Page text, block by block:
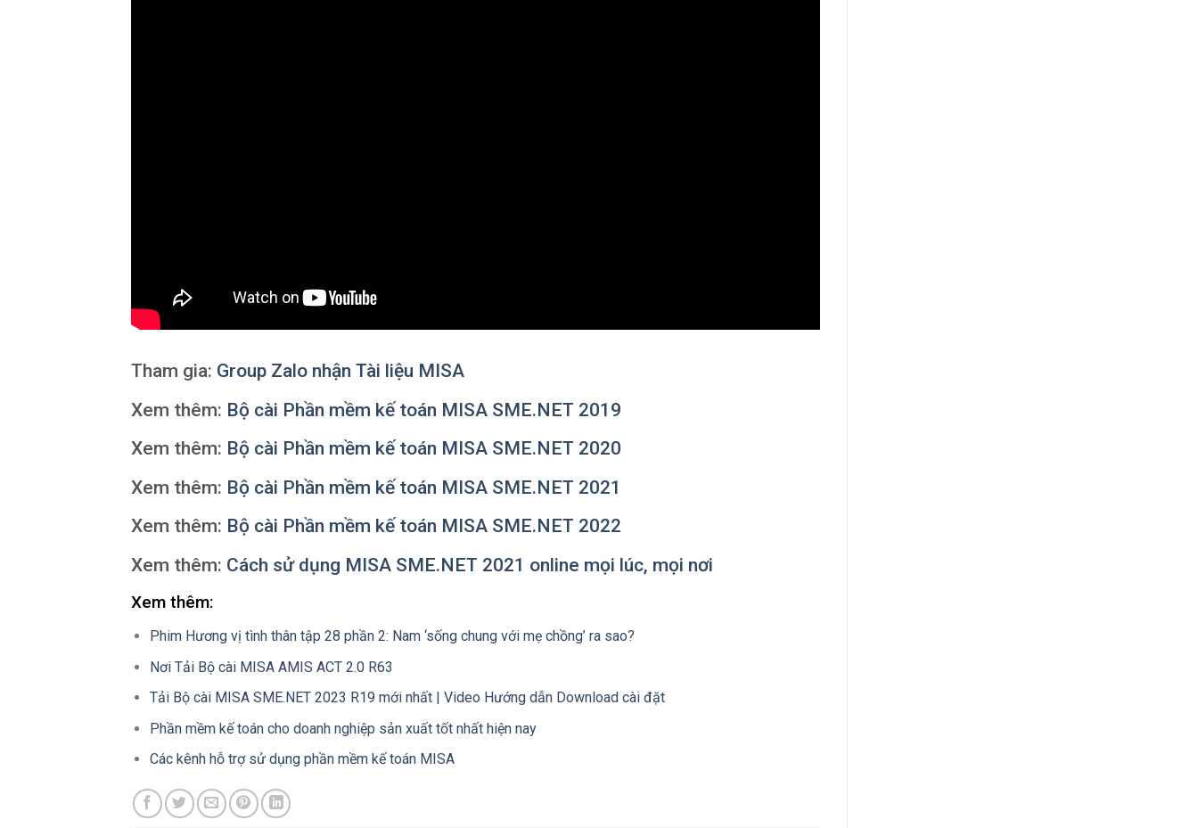
Tham gia: Group Zalo nhận Tài liệu MISA
Xem thêm: Bộ cài Phần mềm kế toán MISA SME.NET 2019
Xem thêm: Bộ cài Phần mềm kế toán MISA SME.NET 2020
Xem thêm: Bộ cài Phần mềm kế toán MISA SME.NET 2021
Xem thêm: Bộ cài Phần mềm kế toán MISA SME.NET 2022
Xem thêm: Cách sử dụng MISA SME.NET 2021 online mọi lúc, mọi nơi
Xem thêm:
Phim Hương vị tình thân tập 28 phần 2: Nam ‘sống chung với mẹ chồng’ ra sao?
Nơi Tải Bộ cài MISA AMIS ACT 2.0 R63
Tải Bộ cài MISA SME.NET 2023 R19 mới nhất | Video Hướng dẫn Download cài đặt
Phần mềm kế toán cho doanh nghiệp sản xuất tốt nhất hiện nay
Các kênh hỗ trợ sử dụng phần mềm kế toán MISA